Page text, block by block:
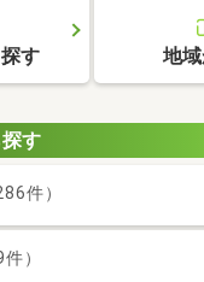
す 地
す
件）
件）